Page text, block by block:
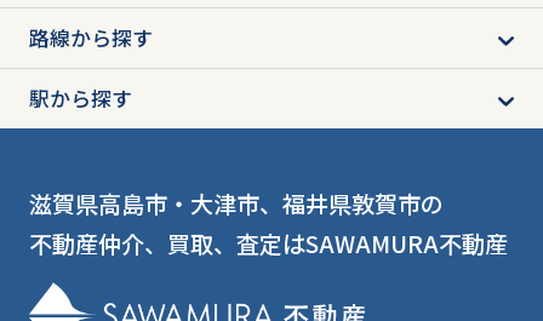
路線から探す
駅から探す
滋賀県高島市・大津市、福井県敦賀市の
不動産仲介、買取、査定はSAWAMURA不動産